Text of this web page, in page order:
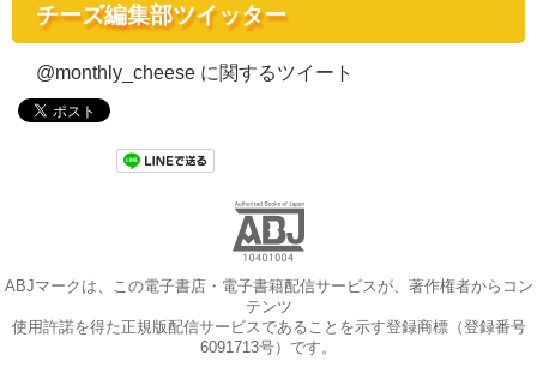
チーズ編集部ツイッター
@monthly_cheese に関するツイート
ABJマークは、この電子書店・電子書籍配信サービスが、著作権者からコン
テンツ
使用許諾を得た正規版配信サービスであることを示す登録商標（登録番号
6091713号）です。